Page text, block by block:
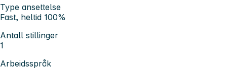
Type ansettelse
Fast, heltid 100%
Antall stillinger
1
Arbeidsspråk